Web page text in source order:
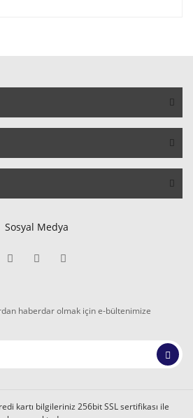
Sosyal Medya
haberdar olmak için e-bültenimize
kartı bilgileriniz 256bit SSL sertifikası ile